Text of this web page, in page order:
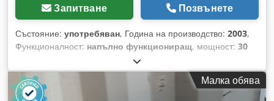
Запитване Позвънете
Състояние: употребяван, Година на производство: 2003,
Функционалност: напълно функциониращ, мощност: 30
, Производител: KAESER Csdpowtz E Usfx
Ankoha Модел: ASD 57 Мотор: 30 kW Дебит: 4,5 м³/ч
Година на производство: 2003 Работни часове: 29 900 ч
Малка обява